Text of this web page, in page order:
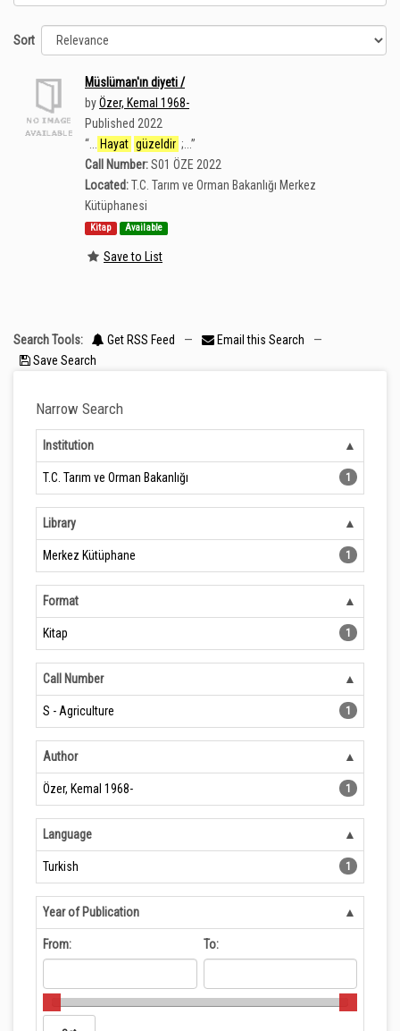
Sort
Müslüman'ın diyeti /
byÖzer, Kemal 1968-
Published 2022
“
Hayat güzeldir ;...”
Call Number:S01 ÖZE 2022
Located:T.C. Tarım ve Orman Bakanlığı Merkez
Kütüphanesi
Kitap Available
Save to List
Search Tools: Get RSS Feed — Email this Search
—
Save Search
Narrow Search
Institution
T.C. Tarım ve Orman Bakanlığı 1
Library
Merkez Kütüphane 1
Format
Kitap 1
Call Number
S - Agriculture 1
Author
Özer, Kemal 1968- 1
Language
Turkish 1
Year of Publication
From: To: